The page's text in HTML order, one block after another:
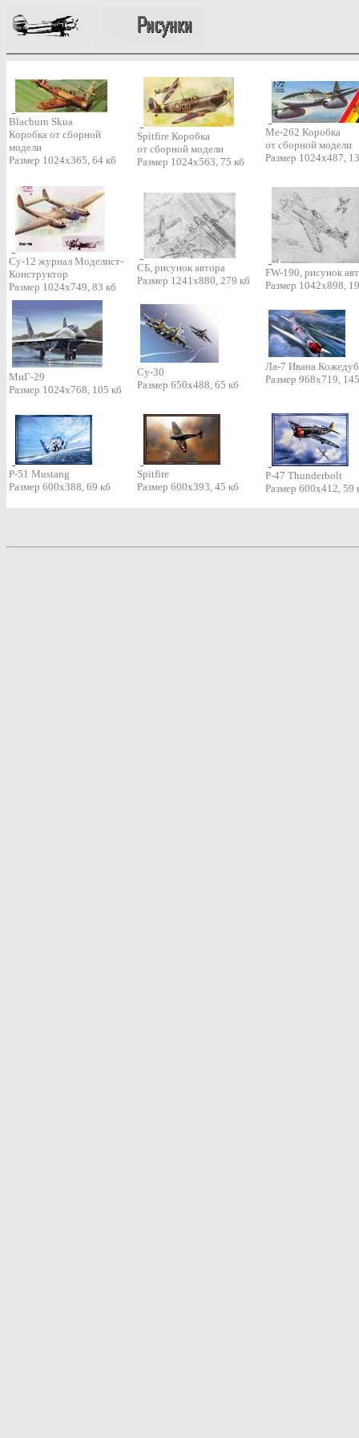
Blacburn Skua
Коробка от сборной
модели
Размер 1024х365, 64 кб
Spitfire Коробка
от сборной модели
Размер 1024х563, 75 кб
Me-262 Коробка
от сборной модели
Размер 1024х487,
Су-12 журнал Моделист-
Конструктор
Размер 1024х749, 83 кб
СБ, рисунок автора
Размер 1241х880, 279 кб
FW-190, рисунок
Размер 1042х898,
МиГ-29
Размер 1024х768, 105 кб
Су-30
Размер 650х488, 65 кб
Ла-7 Ивана
Размер 968х719,
P-51 Mustang
Размер 600х388, 69 кб
Spitfire
Размер 600х393, 45 кб
P-47 Thunderbolt
Размер 600х412, 59